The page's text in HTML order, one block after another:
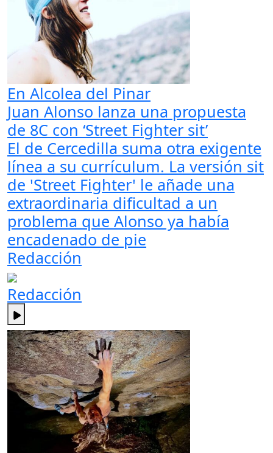
En Alcolea del Pinar
Juan Alonso lanza una propuesta
de 8C con ‘Street Fighter sit’
El de Cercedilla suma otra exigente
línea a su currículum. La versión sit
de 'Street Fighter' le añade una
extraordinaria dificultad a un
problema que Alonso ya había
encadenado de pie
Redacción
Redacción